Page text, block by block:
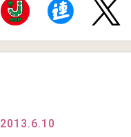
2013.6.10